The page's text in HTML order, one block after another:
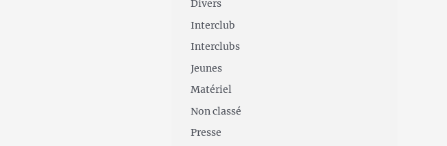
Divers
Interclub
Interclubs
Jeunes
Matériel
Non classé
Presse